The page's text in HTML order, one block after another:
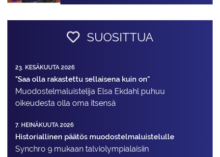
SUOSITTUA
23. KESÄKUUTA 2026
"Saa olla rakastettu sellaisena kuin on"
Muodostelma­luistelija Elsa Ekdahl puhuu
oikeudesta olla oma itsensä
7. HEINÄKUUTA 2026
Historiallinen päätös muodostelmaluistelulle
Synchro 9 mukaan talviolympialaisiin